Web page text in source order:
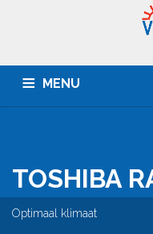
MENU
TOSHIBA
Optimaal klimaat